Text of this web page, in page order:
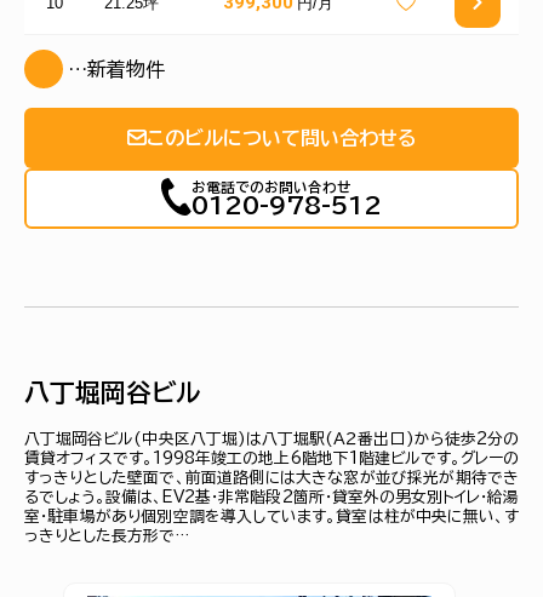
…新着物件
このビルについて問い合わせる
お電話でのお問い合わせ
0120-978-512
八丁堀岡谷ビル
八丁堀岡谷ビル(中央区八丁堀)は八丁堀駅(Ａ２番出口)から徒歩2分の
賃貸オフィスです。1998年竣工の地上6階地下1階建ビルです。グレーの
すっきりとした壁面で、前面道路側には大きな窓が並び採光が期待でき
るでしょう。設備は、EV2基・非常階段2箇所・貸室外の男女別トイレ・給湯
室・駐車場があり個別空調を導入しています。貸室は柱が中央に無い、す
っきりとした長方形で…